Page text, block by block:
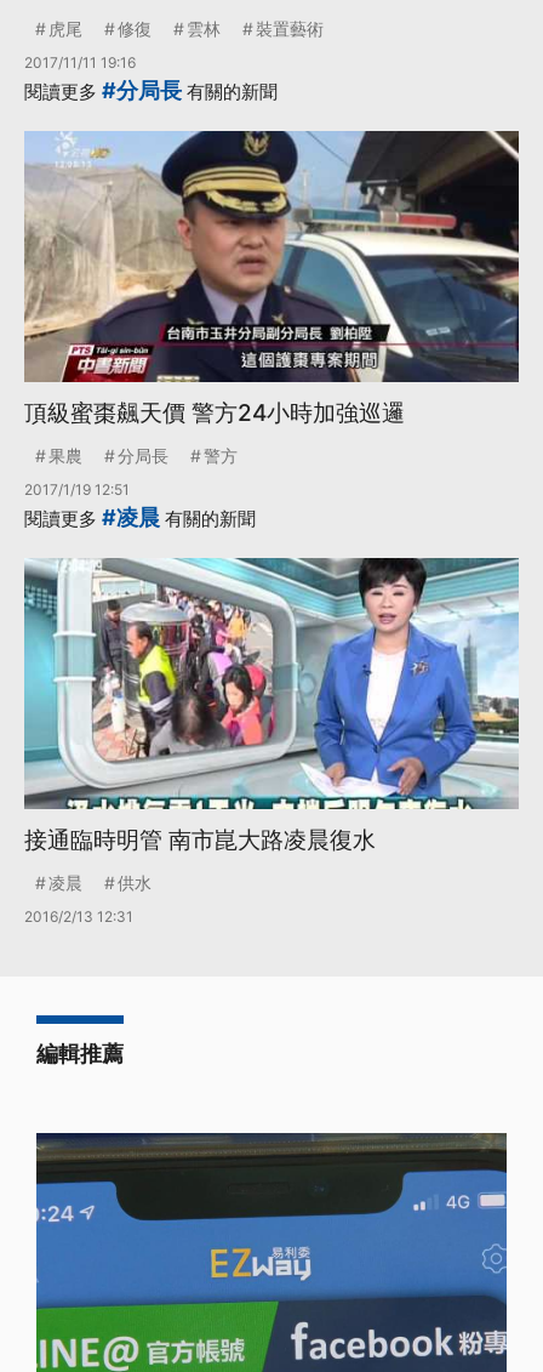
虎尾 修復 雲林 裝置藝術
2017/11/11 19:16
閱讀更多 #分局長 有關的新聞
頂級蜜棗飆天價 警方24小時加強巡邏
果農 分局長 警方
2017/1/19 12:51
閱讀更多 #凌晨 有關的新聞
接通臨時明管 南市崑大路凌晨復水
凌晨 供水
2016/2/13 12:31
編輯推薦